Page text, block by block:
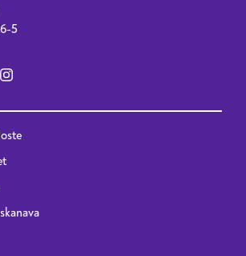
5
- 2023 renewal